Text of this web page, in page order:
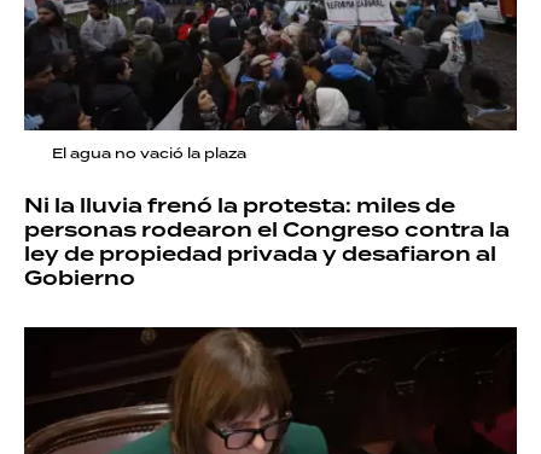
El agua no vació la plaza
Ni la lluvia frenó la protesta: miles de
personas rodearon el Congreso contra la
ley de propiedad privada y desafiaron al
Gobierno